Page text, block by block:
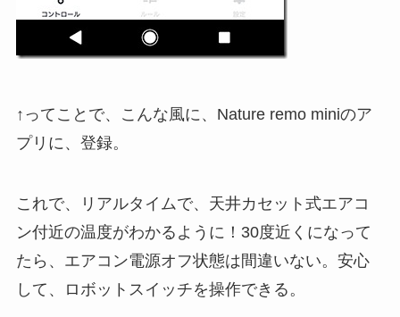
↑ってことで、こんな風に、Nature remo miniのア
プリに、登録。
これで、リアルタイムで、天井カセット式エアコ
ン付近の温度がわかるように！30度近くになって
たら、エアコン電源オフ状態は間違いない。安心
して、ロボットスイッチを操作できる。